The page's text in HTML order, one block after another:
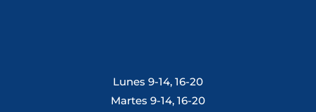
Lunes 9-14, 16-20
Martes 9-14, 16-20